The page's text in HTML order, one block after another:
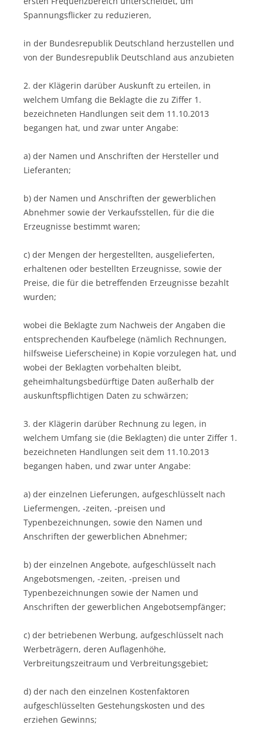
Spannungsflicker zu reduzieren,
in der Bundesrepublik Deutschland herzustellen und
von der Bundesrepublik Deutschland aus anzubieten
2. der Klägerin darüber Auskunft zu erteilen, in
welchem Umfang die Beklagte die zu Ziffer 1.
bezeichneten Handlungen seit dem 11.10.2013
begangen hat, und zwar unter Angabe:
a) der Namen und Anschriften der Hersteller und
Lieferanten;
b) der Namen und Anschriften der gewerblichen
Abnehmer sowie der Verkaufsstellen, für die die
Erzeugnisse bestimmt waren;
c) der Mengen der hergestellten, ausgelieferten,
erhaltenen oder bestellten Erzeugnisse, sowie der
Preise, die für die betreffenden Erzeugnisse bezahlt
wurden;
wobei die Beklagte zum Nachweis der Angaben die
entsprechenden Kaufbelege (nämlich Rechnungen,
hilfsweise Lieferscheine) in Kopie vorzulegen hat, und
wobei der Beklagten vorbehalten bleibt,
geheimhaltungsbedürftige Daten außerhalb der
auskunftspflichtigen Daten zu schwärzen;
3. der Klägerin darüber Rechnung zu legen, in
welchem Umfang sie (die Beklagten) die unter Ziffer 1.
bezeichneten Handlungen seit dem 11.10.2013
begangen haben, und zwar unter Angabe:
a) der einzelnen Lieferungen, aufgeschlüsselt nach
Liefermengen, -zeiten, -preisen und
Typenbezeichnungen, sowie den Namen und
Anschriften der gewerblichen Abnehmer;
b) der einzelnen Angebote, aufgeschlüsselt nach
Angebotsmengen, -zeiten, -preisen und
Typenbezeichnungen sowie der Namen und
Anschriften der gewerblichen Angebotsempfänger;
c) der betriebenen Werbung, aufgeschlüsselt nach
Werbeträgern, deren Auflagenhöhe,
Verbreitungszeitraum und Verbreitungsgebiet;
d) der nach den einzelnen Kostenfaktoren
aufgeschlüsselten Gestehungskosten und des
erziehen Gewinns;